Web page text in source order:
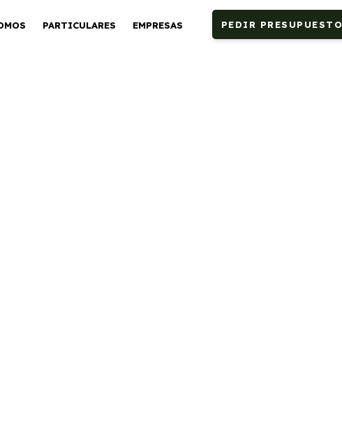
PARTICULARES EMPRESAS PEDIR PRESUPUESTO